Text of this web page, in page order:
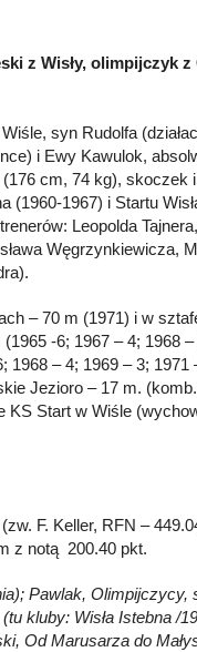
z Wisły, olimpijczyk
syn Rudolfa
i Ewy Kawulok,
cm, 74 kg), skoczek
(1960-1967) i Startu
Leopolda
Węgrzynkiewicza,
– 70 m (1971) i w
-6; 1967 – 4; 1968
1968 – 4; 1969 – 3; 1971
Jezioro – 17 m.
KS Start w Wiśle
F. Keller, RFN –
z notą 200.40 pkt.
Pawlak,
kluby: Wisła Istebna /
Od Marusarza do